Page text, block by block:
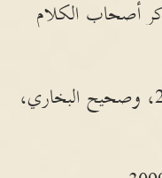
أصحاب الكلام
صحيح مسلم، حديث 250، وصحيح البخاري،